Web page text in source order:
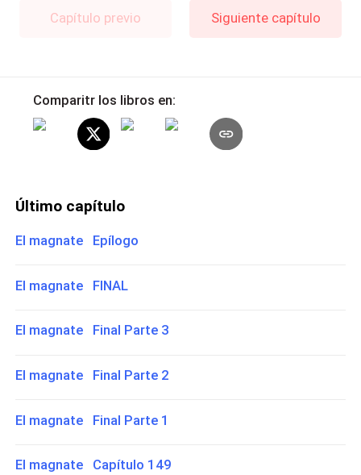
Capítulo previo Siguiente capítulo
Comparitr los libros en:
Último capítulo
El magnate Epílogo
El magnate FINAL
El magnate Final Parte 3
El magnate Final Parte 2
El magnate Final Parte 1
El magnate Capítulo 149